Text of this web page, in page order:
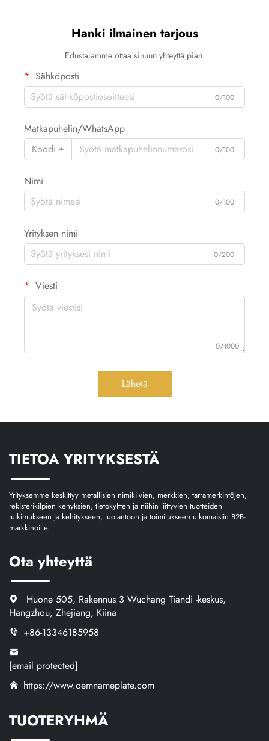
Hanki ilmainen tarjous
Edustajamme ottaa sinuun yhteyttä pian.
Sähköposti
0/100
Matkapuhelin/WhatsApp
Koodi
0/100
Nimi
0/100
Yrityksen nimi
0/200
Viesti
0/1000
Lähetä
TIETOA YRITYKSESTÄ
Yrityksemme keskittyy metallisien nimikilvien, merkkien, tarramerkintöjen,
rekisterikilpien kehyksien, tietokyltten ja niihin liittyvien tuotteiden
tutkimukseen ja kehitykseen, tuotantoon ja toimitukseen ulkomaisiin B2B-
markkinoille.
Ota yhteyttä
Huone 505, Rakennus 3 Wuchang Tiandi -keskus,
Hangzhou, Zhejiang, Kiina
+86-13346185958
[email protected]
https://www.oemnameplate.com
TUOTERYHMÄ